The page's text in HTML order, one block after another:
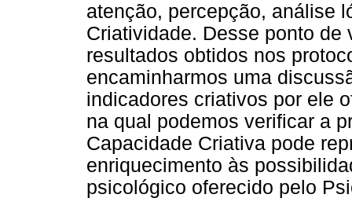
atenção, percepção, análise
Criatividade. Desse ponto
resultados obtidos nos
encaminharmos uma
indicadores criativos por ele
na qual podemos verificar a
Capacidade Criativa pode
enriquecimento às
psicológico oferecido pelo